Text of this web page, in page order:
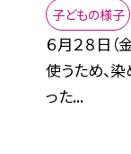
子どもの様子
６月２８日
使うため、
った...